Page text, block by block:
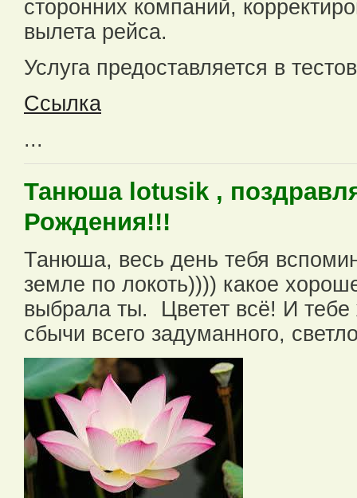
сторонних компаний,
вылета рейса.
Услуга предоставляется в
Ссылка
...
Танюша lotusik ,
Рождения!!!
Танюша, весь день тебя
земле по локоть)))) какое
выбрала ты. Цветет всё! И
сбычи всего задуманного,